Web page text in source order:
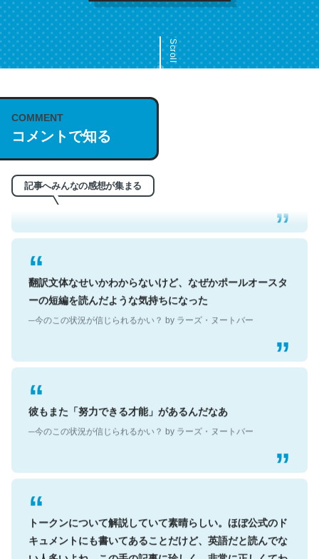
Scroll
COMMENT
コメントで知る
記事へみんなの感想が集まる
これは名文。彼はとてもクレバーなんだろうなと凄く思
う。英語少しでも読める人は原文もお勧め。自分はこの流
─今のこの状況が信じられるかい？ by ラーズ・ヌートバー
翻訳文体なせいかわからないけど、なぜかポールオースタ
ーの短編を読んだような気持ちになった
─今のこの状況が信じられるかい？ by ラーズ・ヌートバー
彼もまた「努力できる才能」があるんだなあ
─今のこの状況が信じられるかい？ by ラーズ・ヌートバー
トークンについて解説していて素晴らしい。ほぼ公式のド
キュメントにも書いてあることだけど、英語だと読んでな
い人多いよね。この手の記事に珍しく、非常に正しくてわ